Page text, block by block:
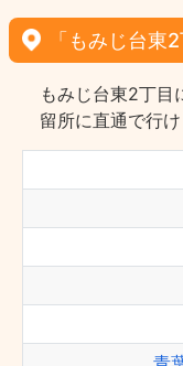
「もみじ台東
もみじ台東2丁目
留所に直通で行け